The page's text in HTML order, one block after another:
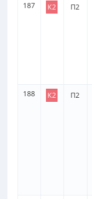
187 К2 П2
188 К2 П2